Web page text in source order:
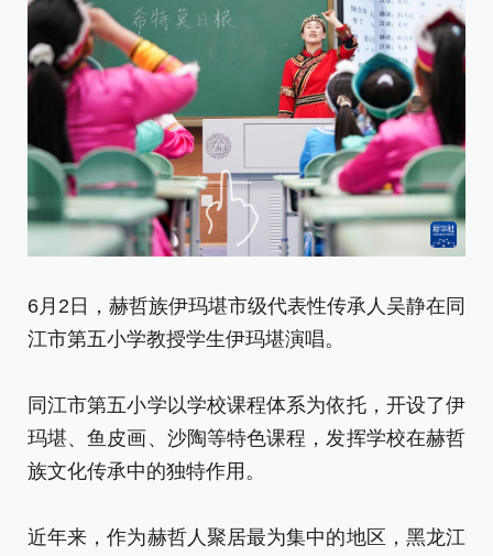
6月2日，赫哲族伊玛堪市级代表性传承人吴静在同
江市第五小学教授学生伊玛堪演唱。
同江市第五小学以学校课程体系为依托，开设了伊
玛堪、鱼皮画、沙陶等特色课程，发挥学校在赫哲
族文化传承中的独特作用。
近年来，作为赫哲人聚居最为集中的地区，黑龙江